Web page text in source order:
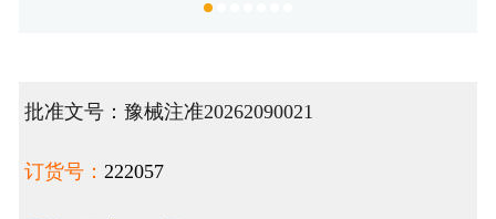
批准文号：豫械注准20262090021
订货号： 222057